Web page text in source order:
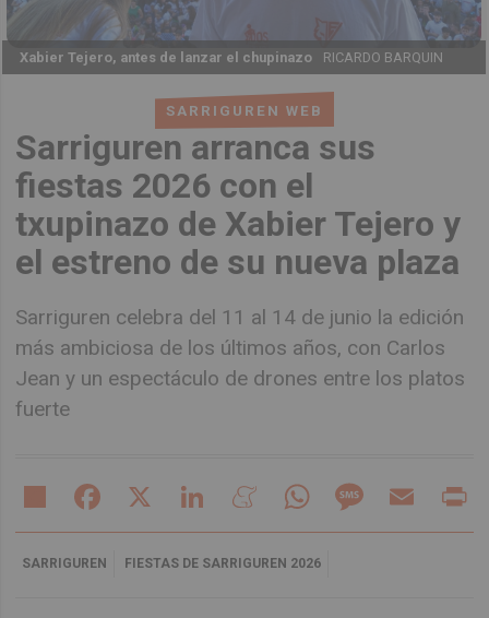
SARRIGUREN WEB
Sarriguren arranca sus
fiestas 2026 con el
txupinazo de Xabier Tejero y
el estreno de su nueva plaza
Sarriguren celebra del 11 al 14 de junio la edición
más ambiciosa de los últimos años, con Carlos
Jean y un espectáculo de drones entre los platos
fuerte
Xabier Tejero, antes de lanzar el chupinazo RICARDO BARQUIN
Share Facebook LinkedIn MeneameWhatsAppMessageEmail
SARRIGUREN FIESTAS DE SARRIGUREN 2026